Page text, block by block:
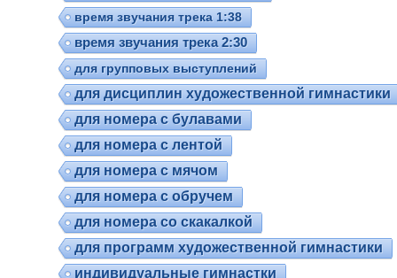
время звучания трека 1:38
время звучания трека 2:30
для групповых выступлений
для дисциплин художественной гимнастики
для номера с булавами
для номера с лентой
для номера с мячом
для номера с обручем
для номера со скакалкой
для программ художественной гимнастики
индивидуальные гимнастки